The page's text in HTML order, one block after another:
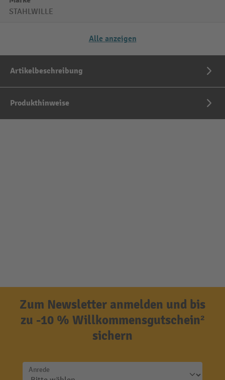
STAHLWILLE
Alle anzeigen
Artikelbeschreibung
Produkthinweise
Zum Newsletter anmelden und bis
zu -10 % Willkommensgutschein²
sichern
Anrede